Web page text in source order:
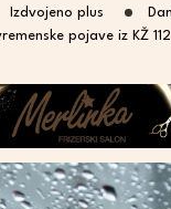
Izdvojeno plus
pojave iz KŽ